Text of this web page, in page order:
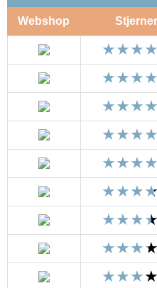
Webshop Stjerner